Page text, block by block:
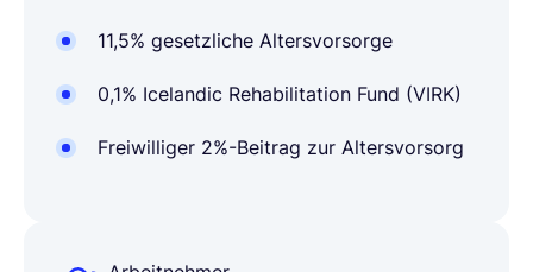
11,5% gesetzliche Altersvorsorge
0,1% Icelandic Rehabilitation Fund (VIRK)
Freiwilliger 2%-Beitrag zur Altersvorsorg